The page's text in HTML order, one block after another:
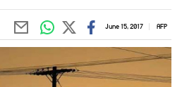
AFP
June 15, 2017